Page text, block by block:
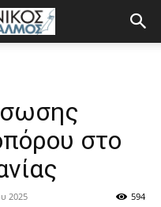
στο
2025 594